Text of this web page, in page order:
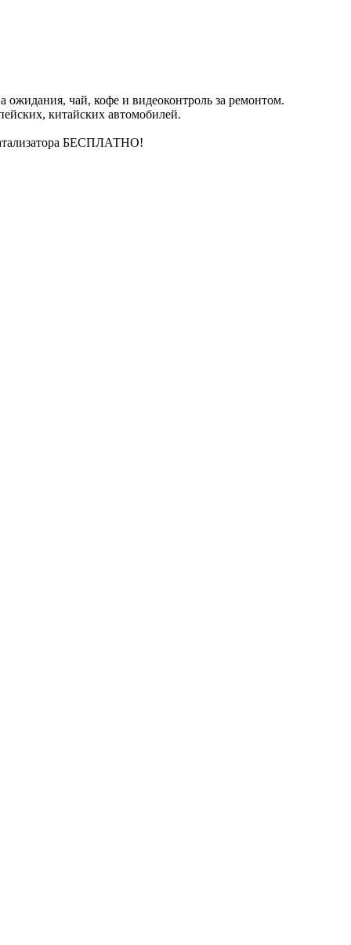
чай, кофе и видеоконтроль за ремонтом.
китайских автомобилей.
БЕСПЛАТНО!